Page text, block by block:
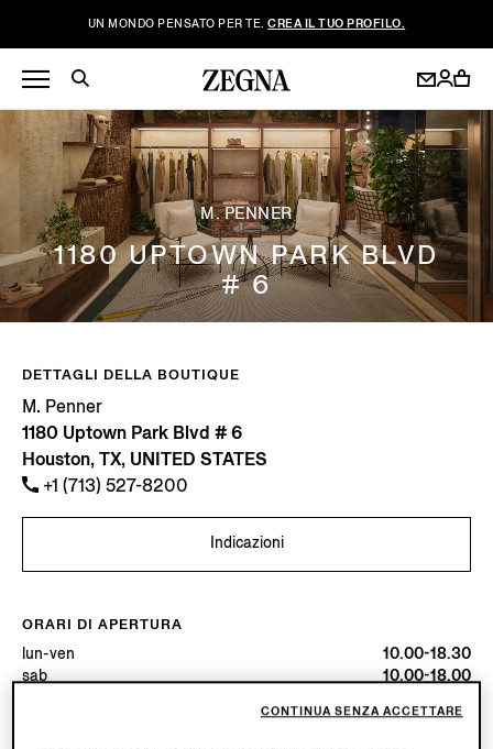
UN MONDO PENSATO PER TE.CREA IL TUO PROFILO.
M. PENNER
1180 UPTOWN PARK BLVD
# 6
DETTAGLI DELLA BOUTIQUE
M. Penner
1180 Uptown Park Blvd # 6
Houston, TX, UNITED STATES
+1 (713) 527-8200
Indicazioni
ORARI DI APERTURA
lun-ven
10.00-18.30
sab
10.00-18.00
CONTINUA SENZA ACCETTARE